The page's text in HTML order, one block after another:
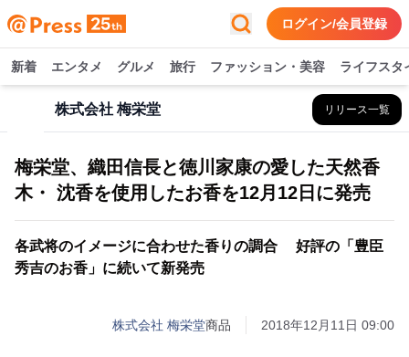
ログイン/会員登録
新着 エンタメ グルメ 旅行 ファッション・美容 ライフスタ
株式会社 梅栄堂 リリース一覧
梅栄堂、織田信長と徳川家康の愛した天然香
木・ 沈香を使用したお香を12月12日に発売
各武将のイメージに合わせた香りの調合 好評の「豊臣
秀吉のお香」に続いて新発売
株式会社 梅栄堂商品 2018年12月11日 09:00